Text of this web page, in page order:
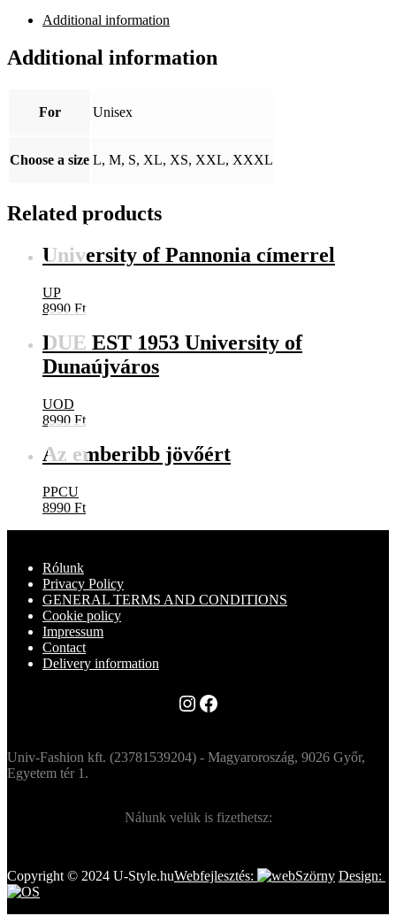
Erzsébet
színes
minta
Additional information
Additional information
For Unisex
Choose a size L, M, S, XL, XS, XXL, XXXL
Related products
University of Pannonia címerrel
UP
8990 Ft
DUE EST 1953 University of
Dunaújváros
UOD
8990 Ft
Az emberibb jövőért
PPCU
8990 Ft
Rólunk
Privacy Policy
GENERAL TERMS AND CONDITIONS
Cookie policy
Impressum
Contact
Delivery information
Instagram
Facebook
Univ-Fashion kft. (23781539204) - Magyaroroszág, 9026 Győr,
Egyetem tér 1.
Nálunk velük is fizethetsz:
Copyright © 2024 U-Style.huWebfejlesztés: Design: